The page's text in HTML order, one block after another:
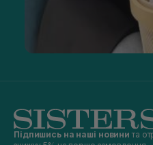
Підпишись на наші новини та